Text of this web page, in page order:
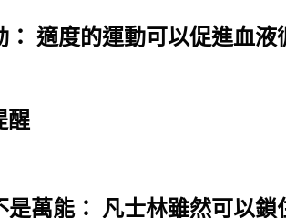
： 適度的運動可以促進血液
醒
是萬能： 凡士林雖然可以